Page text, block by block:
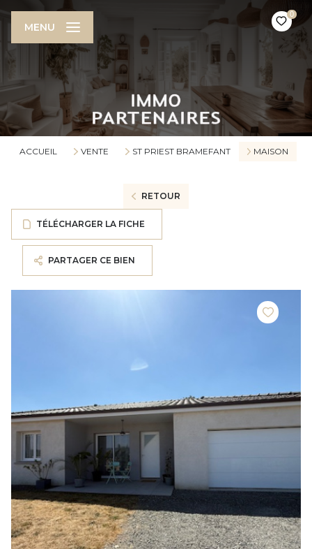
0
MENU
ACCUEIL VENTE ST PRIEST BRAMEFANT MAISON
RETOUR
TÉLÉCHARGER LA FICHE
PARTAGER CE BIEN